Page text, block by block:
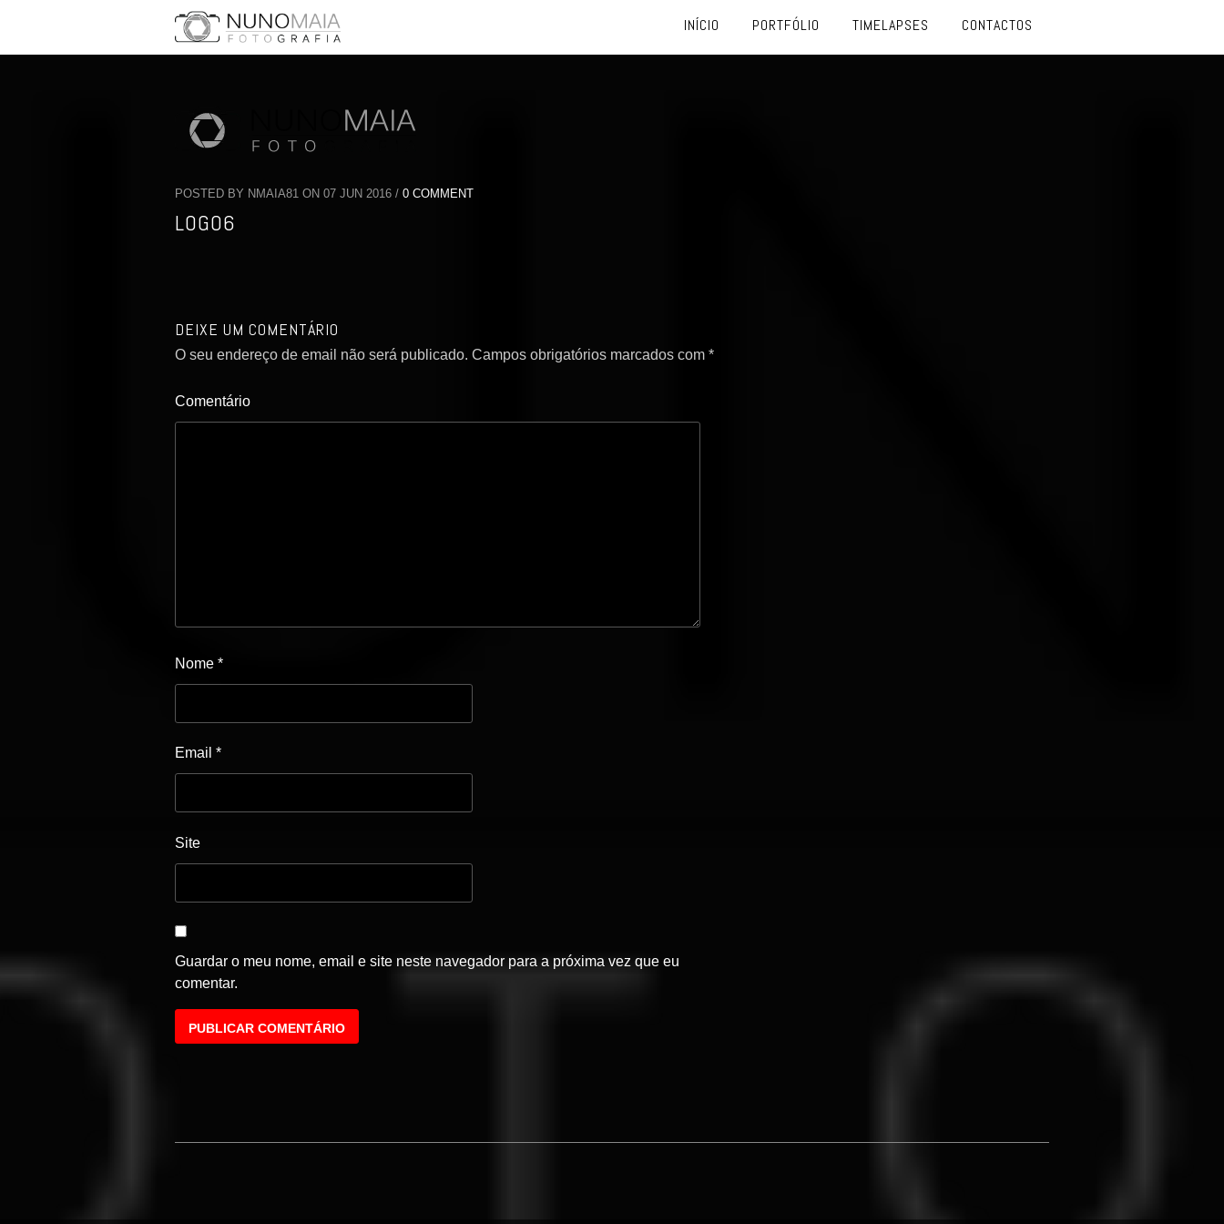
INÍCIO PORTFÓLIO TIMELAPSES CONTACTOS
POSTED BY NMAIA81 ON 07 JUN 2016 / 0 COMMENT
LOGO6
DEIXE UM COMENTÁRIO
O seu endereço de email não será publicado. Campos obrigatórios marcados com *
Comentário
Nome *
Email *
Site
Guardar o meu nome, email e site neste navegador para a próxima vez que eu
comentar.